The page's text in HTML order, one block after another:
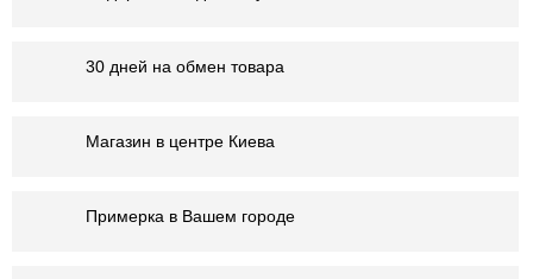
30 дней на обмен товара
Магазин в центре Киева
Примерка в Вашем городе